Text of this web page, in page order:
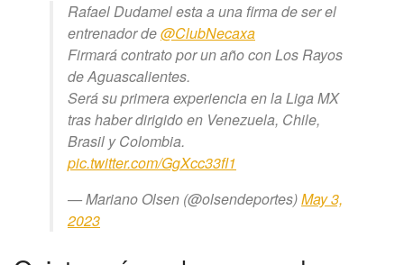
Rafael Dudamel esta a una firma de ser el
entrenador de@ClubNecaxa
Firmará contrato por un año con Los Rayos
de Aguascalientes.
Será su primera experiencia en la Liga MX
tras haber dirigido en Venezuela, Chile,
Brasil y Colombia.
pic.twitter.com/GgXcc33fl1
— Mariano Olsen (@olsendeportes)May 3,
2023